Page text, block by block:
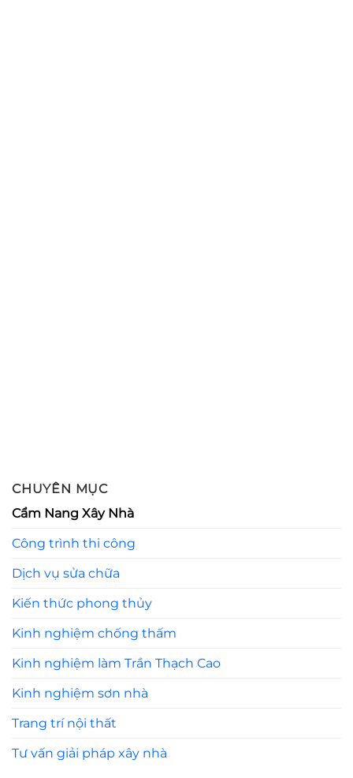
CHUYÊN MỤC
Cẩm Nang Xây Nhà
Công trình thi công
Dịch vụ sửa chữa
Kiến thức phong thủy
Kinh nghiệm chống thấm
Kinh nghiệm làm Trần Thạch Cao
Kinh nghiệm sơn nhà
Trang trí nội thất
Tư vấn giải pháp xây nhà